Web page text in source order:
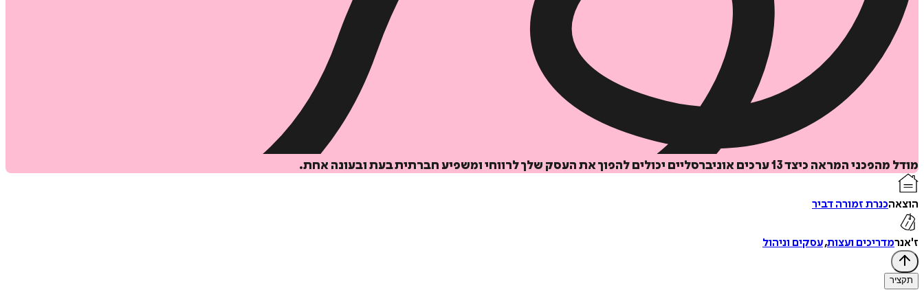
מודל מהפכני המראה כיצד 13 ערכים אוניברסליים יכולים להפוך את העסק שלך לרווחי ומשפיע חברתית בעת ובעונה אחת.
הוצאהכנרת זמורה דביר
ז'אנרמדריכים ועצות,עסקים וניהול
תקציר